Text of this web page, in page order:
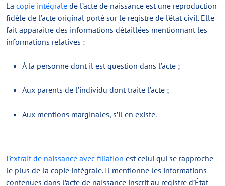
La copie intégrale de l’acte de naissance est une reproduction
fidèle de l’acte original porté sur le registre de l’état civil. Elle
fait apparaître des informations détaillées mentionnant les
informations relatives :
À la personne dont il est question dans l’acte ;
Aux parents de l’individu dont traite l’acte ;
Aux mentions marginales, s’il en existe.
L’extrait de naissance avec filiation est celui qui se rapproche
le plus de la copie intégrale. Il mentionne les informations
contenues dans l’acte de naissance inscrit au registre d’État